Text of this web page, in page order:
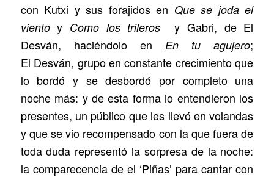
con Kutxi y sus forajidos en Que se joda el
vientoy Como los trileros y Gabri, de El
Desván, haciéndolo en En tu agujero;
El Desván, grupo en constante crecimiento que
lo bordó y se desbordó por completo una
noche más: y de esta forma lo entendieron los
presentes, un público que les llevó en volandas
y que se vio recompensado con la que fuera de
toda duda representó la sorpresa de la noche:
la comparecencia de el ‘Piñas’ para cantar con